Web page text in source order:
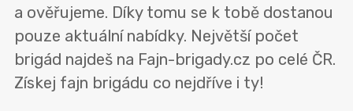
a ověřujeme. Díky tomu se k tobě dostanou
pouze aktuální nabídky. Největší počet
brigád najdeš na Fajn-brigady.cz po celé ČR.
Získej fajn brigádu co nejdříve i ty!